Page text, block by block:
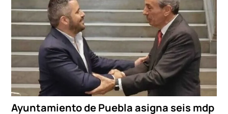
Ayuntamiento de Puebla asigna seis mdp